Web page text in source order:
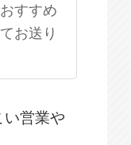
すすめ
お送り
営業や